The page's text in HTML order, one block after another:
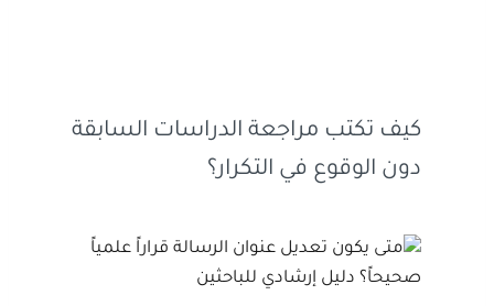
كيف تكتب مراجعة الدراسات السابقة
دون الوقوع في التكرار؟